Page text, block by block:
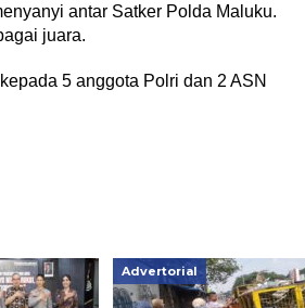
antar Satker Polda Maluku.
juara.
5 anggota Polri dan 2 ASN
Advertorial